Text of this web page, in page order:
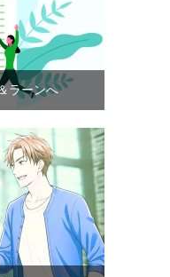
ラーンへ